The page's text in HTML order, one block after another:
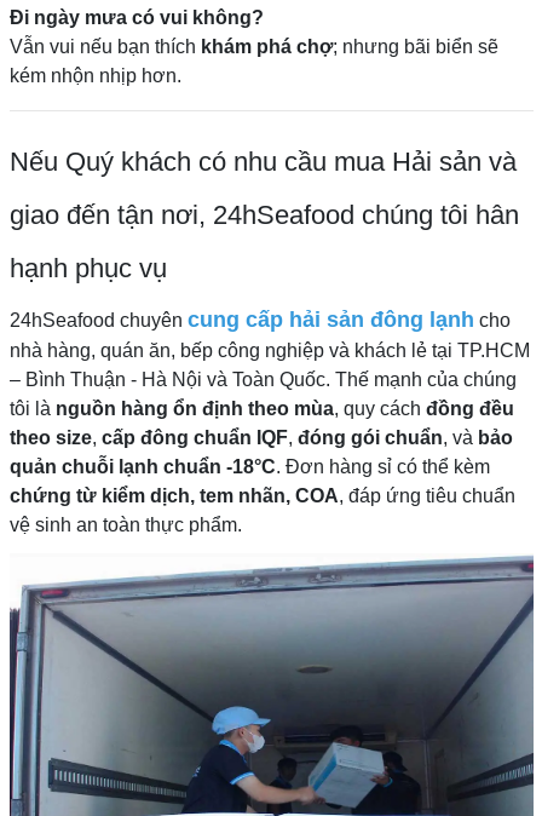
Đi ngày mưa có vui không?
Vẫn vui nếu bạn thích khám phá chợ; nhưng bãi biển sẽ
kém nhộn nhịp hơn.
Nếu Quý khách có nhu cầu mua Hải sản và
giao đến tận nơi, 24hSeafood chúng tôi hân
hạnh phục vụ
24hSeafood chuyên cung cấp hải sản đông lạnh cho
nhà hàng, quán ăn, bếp công nghiệp và khách lẻ tại TP.HCM
– Bình Thuận - Hà Nội và Toàn Quốc. Thế mạnh của chúng
tôi là nguồn hàng ổn định theo mùa, quy cách đồng đều
theo size, cấp đông chuẩn IQF, đóng gói chuẩn, và bảo
quản chuỗi lạnh chuẩn -18°C. Đơn hàng sỉ có thể kèm
chứng từ kiểm dịch, tem nhãn, COA, đáp ứng tiêu chuẩn
vệ sinh an toàn thực phẩm.